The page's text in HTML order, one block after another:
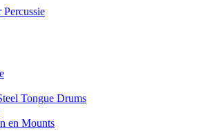
Percussie
Tongue Drums
en Mounts